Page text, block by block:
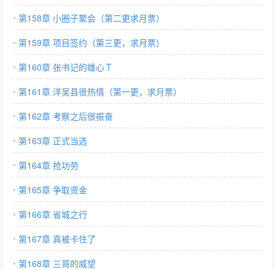
第158章 小圈子聚会（第二更求月票）
第159章 项目签约（第三更，求月票）
第160章 张书记的雄心Ｔ
第161章 洋吴县很热情（第一更，求月票）
第162章 考察之后很振奋
第163章 正式当选
第164章 抢功劳
第165章 争取资金
第166章 省城之行
第167章 真被卡住了
第168章 三哥的威望